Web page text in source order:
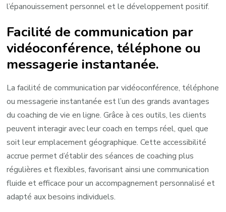
l’épanouissement personnel et le développement positif.
Facilité de communication par
vidéoconférence, téléphone ou
messagerie instantanée.
La facilité de communication par vidéoconférence, téléphone
ou messagerie instantanée est l’un des grands avantages
du coaching de vie en ligne. Grâce à ces outils, les clients
peuvent interagir avec leur coach en temps réel, quel que
soit leur emplacement géographique. Cette accessibilité
accrue permet d’établir des séances de coaching plus
régulières et flexibles, favorisant ainsi une communication
fluide et efficace pour un accompagnement personnalisé et
adapté aux besoins individuels.